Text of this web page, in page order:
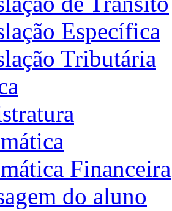
Específica
Tributária
Financeira
do aluno